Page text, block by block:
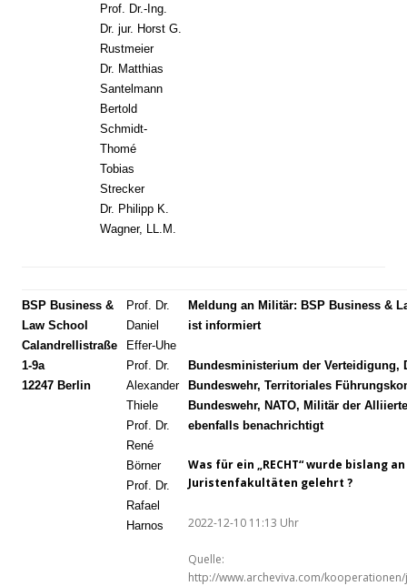
Prof. Dr.-Ing.
Dr. jur. Horst G.
Rustmeier
Dr. Matthias
Santelmann
Bertold
Schmidt-
Thomé
Tobias
Strecker
Dr. Philipp K.
Wagner, LL.M.
BSP Business &
Law School
Calandrellistraße
1-9a
12247 Berlin
Prof. Dr.
Daniel
Effer-Uhe
Prof. Dr.
Alexander
Thiele
Prof. Dr.
René
Börner
Prof. Dr.
Rafael
Harnos
Meldung an Militär: BSP Business &
ist informiert
Bundesministerium der Verteidigung,
Bundeswehr, Territoriales
Bundeswehr, NATO, Militär der
ebenfalls benachrichtigt
Was für ein „RECHT“ wurde bislang
Juristenfakultäten gelehrt ?
2022-12-10 11:13 Uhr
Quelle:
http://www.archeviva.com/